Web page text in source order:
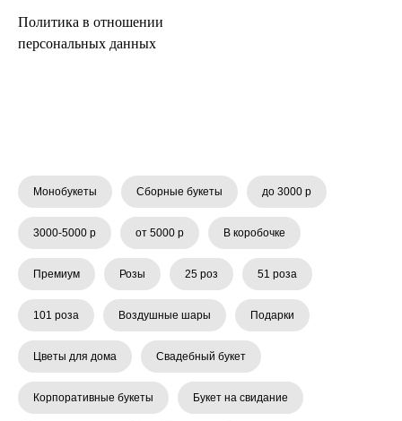
Политика в отношении
персональных данных
Монобукеты Сборные букеты до 3000 р
3000-5000 р от 5000 р В коробочке
Премиум Розы 25 роз 51 роза
101 роза Воздушные шары Подарки
Цветы для дома Свадебный букет
Корпоративные букеты Букет на свидание